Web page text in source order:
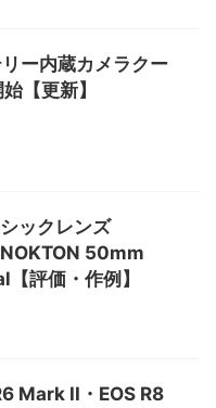
ー内蔵カメラクー
【更新】
ックレンズ
50mm
評価・作例】
Mark II・EOS R8